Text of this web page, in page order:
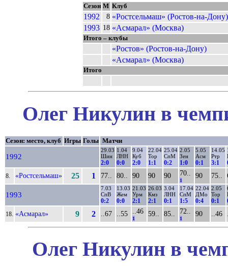
Сезон М Клуб
1992 8 «Ростсельмаш» (Ростов-на-Дону)
1993 18 «Асмарал» (Москва)
Итого – клубы
«Ростов» (Ростов-на-Дону)
«Асмарал» (Москва)
Итого
Олег Никулин в
Сезон: место, клуб Игры Голы Матчи
1992
29.03
Шин
2:0
1.04
ЛНН
0:0
9.04
Куб
2:0
22.04
Тор
1:1
25.04
СпМ
0:2
2.05
Зен
1:0
5.05
Асм
0:1
14.05
Ртр
3:1
8. «Ростсельмаш» 25 1 77.. 80.. 90 90 90 70..
1
90 75..
1993
7.03
СпВ
0:2
13.03
Жем
0:0
21.03
Урм
2:1
26.03
Кмз
2:1
3.04
ЛНН
0:1
17.04
СпМ
1:5
22.04
ДМо
0:4
2.05
Тор
0:1
18. «Асмарал» 9 2 ..67 ..55 ..46
1
59.. 85.. 72..
1
90 ..46
Олег Никулин в